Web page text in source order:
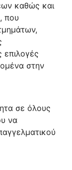
καθώς και
που
επιλογές
στην
σε όλους
να